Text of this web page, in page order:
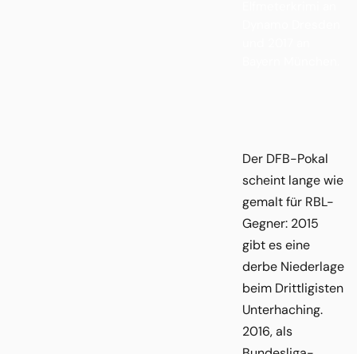
Der DFB-Pokal
scheint lange wie
gemalt für RBL-
Gegner: 2015
gibt es eine
derbe Niederlage
beim Drittligisten
Unterhaching.
2016, als